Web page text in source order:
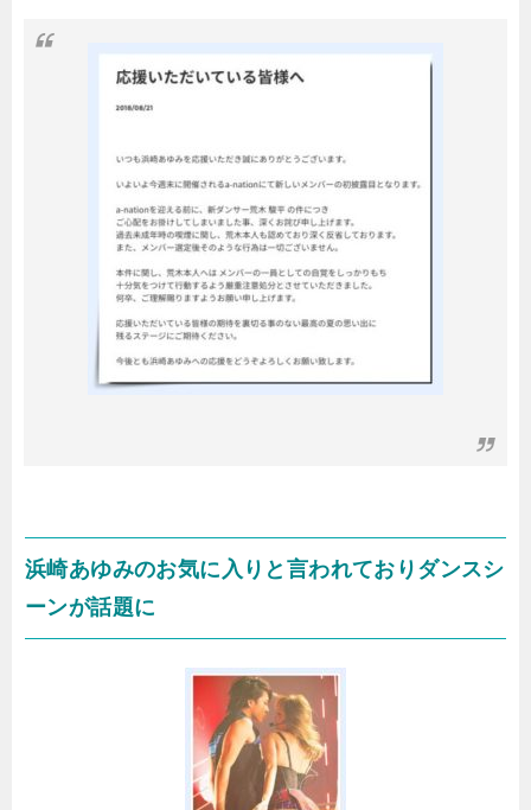
浜崎あゆみのお気に入りと言われておりダンスシ
ーンが話題に